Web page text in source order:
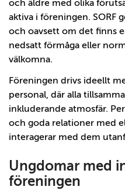
och äldre med olika
aktiva i föreningen. SORF
och oavsett om det finns
nedsatt förmåga eller
välkomna.
Föreningen drivs ideellt
personal, där alla
inkluderande atmosfär.
och goda relationer med
interagerar med dem
Ungdomar med
föreningen